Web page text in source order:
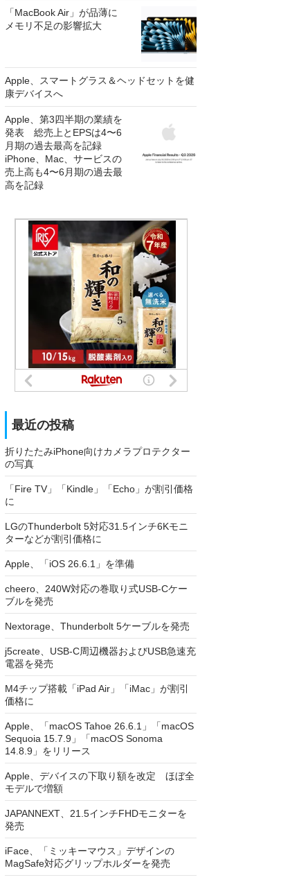
「MacBook Air」が品薄に
メモリ不足の影響拡大
Apple、スマートグラス＆ヘッドセットを健
康デバイスへ
Apple、第3四半期の業績を
発表 総売上とEPSは4〜6
月期の過去最高を記録
iPhone、Mac、サービスの
売上高も4〜6月期の過去最
高を記録
最近の投稿
折りたたみiPhone向けカメラプロテクター
の写真
「Fire TV」「Kindle」「Echo」が割引価格
に
LGのThunderbolt 5対応31.5インチ6Kモニ
ターなどが割引価格に
Apple、「iOS 26.6.1」を準備
cheero、240W対応の巻取り式USB-Cケー
ブルを発売
Nextorage、Thunderbolt 5ケーブルを発売
j5create、USB-C周辺機器およびUSB急速充
電器を発売
M4チップ搭載「iPad Air」「iMac」が割引
価格に
Apple、「macOS Tahoe 26.6.1」「macOS
Sequoia 15.7.9」「macOS Sonoma
14.8.9」をリリース
Apple、デバイスの下取り額を改定 ほぼ全
モデルで増額
JAPANNEXT、21.5インチFHDモニターを
発売
iFace、「ミッキーマウス」デザインの
MagSafe対応グリップホルダーを発売